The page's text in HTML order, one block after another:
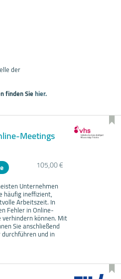
der
finden Siehier.
Meetings
105,00 €
Unternehmen
häufig ineffizient,
Arbeitszeit. In
Fehler in Online-
verhindern können. Mit
Sie anschließend
und in